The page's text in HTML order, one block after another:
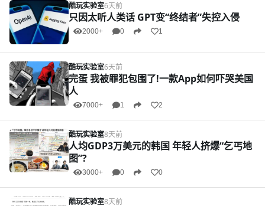
酷玩实验室6天前
只因太听人类话 GPT变“终结者”失控入侵
2000+ 0 1
酷玩实验室6天前
完蛋 我被罪犯包围了!一款App如何吓哭美国
人
7000+ 1 2
酷玩实验室8天前
人均GDP3万美元的韩国 年轻人挤爆“乞丐地
图”?
3000+ 0 0
酷玩实验室8天前